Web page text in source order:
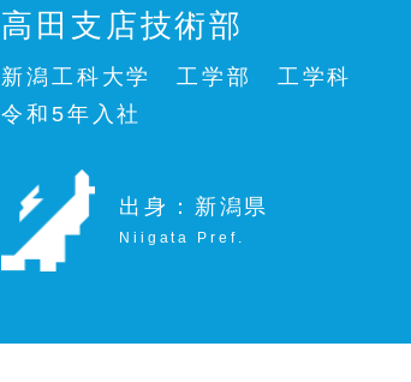
高田支店技術部
新潟工科大学 工学部 工学科
令和5年入社
出身：新潟県
Niigata Pref.